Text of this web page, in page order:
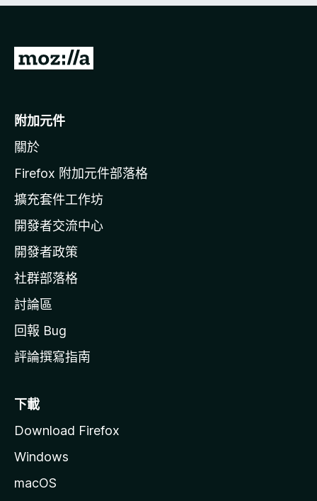
前
o
i
l
a
官
網
附加元件
關於
Firefox 附加元件部落格
擴充套件工作坊
開發者交流中心
開發者政策
社群部落格
討論區
回報 Bug
評論撰寫指南
下載
Download Firefox
Windows
macOS